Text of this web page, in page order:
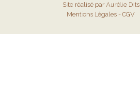
Site réalisé par Aurélie Dits
Mentions Légales - CGV